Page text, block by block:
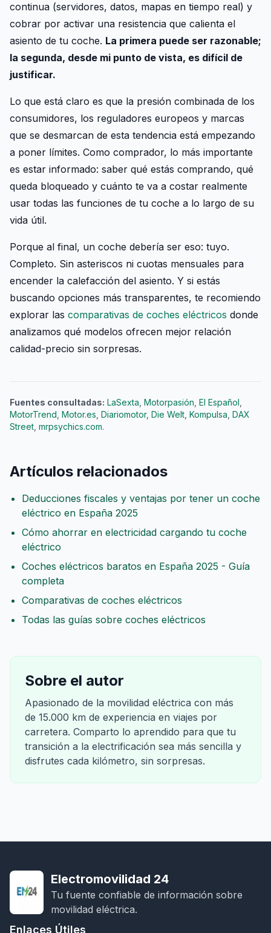
continua (servidores, datos, mapas en tiempo real) y
cobrar por activar una resistencia que calienta el
asiento de tu coche. La primera puede ser razonable;
la segunda, desde mi punto de vista, es difícil de
justificar.
Lo que está claro es que la presión combinada de los
consumidores, los reguladores europeos y marcas
que se desmarcan de esta tendencia está empezando
a poner límites. Como comprador, lo más importante
es estar informado: saber qué estás comprando, qué
queda bloqueado y cuánto te va a costar realmente
usar todas las funciones de tu coche a lo largo de su
vida útil.
Porque al final, un coche debería ser eso: tuyo.
Completo. Sin asteriscos ni cuotas mensuales para
encender la calefacción del asiento. Y si estás
buscando opciones más transparentes, te recomiendo
explorar las comparativas de coches eléctricos donde
analizamos qué modelos ofrecen mejor relación
calidad-precio sin sorpresas.
Fuentes consultadas: LaSexta Motorpasión El Español
MotorTrend Motor.es Diariomotor, Die Welt Kompulsa DAX
Street mrpsychics.com.
Artículos relacionados
Deducciones fiscales y ventajas por tener un coche
eléctrico en España 2025
Cómo ahorrar en electricidad cargando tu coche
eléctrico
Coches eléctricos baratos en España 2025 - Guía
completa
Comparativas de coches eléctricos
Todas las guías sobre coches eléctricos
Sobre el autor
Apasionado de la movilidad eléctrica con más
de 15.000 km de experiencia en viajes por
carretera. Comparto lo aprendido para que tu
transición a la electrificación sea más sencilla y
disfrutes cada kilómetro, sin sorpresas.
Electromovilidad 24
Tu fuente confiable de información sobre
movilidad eléctrica.
Enlaces Útiles